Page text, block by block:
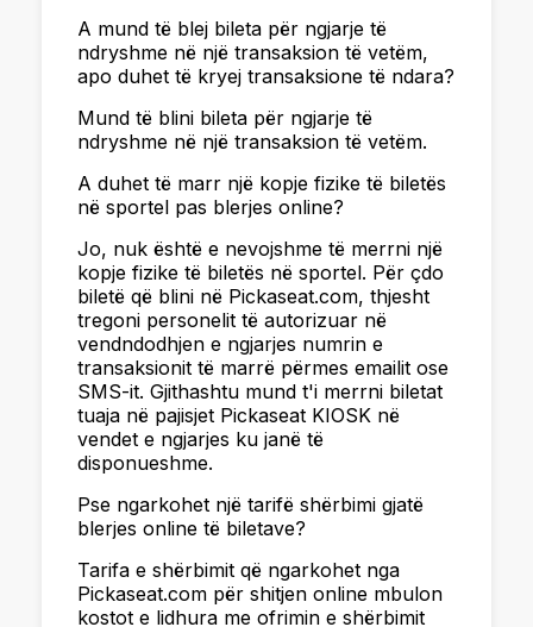
A mund të blej bileta për ngjarje të
ndryshme në një transaksion të vetëm,
apo duhet të kryej transaksione të ndara?
Mund të blini bileta për ngjarje të
ndryshme në një transaksion të vetëm.
A duhet të marr një kopje fizike të biletës
në sportel pas blerjes online?
Jo, nuk është e nevojshme të merrni një
kopje fizike të biletës në sportel. Për çdo
biletë që blini në Pickaseat.com, thjesht
tregoni personelit të autorizuar në
vendndodhjen e ngjarjes numrin e
transaksionit të marrë përmes emailit ose
SMS-it. Gjithashtu mund t'i merrni biletat
tuaja në pajisjet Pickaseat KIOSK në
vendet e ngjarjes ku janë të
disponueshme.
Pse ngarkohet një tarifë shërbimi gjatë
blerjes online të biletave?
Tarifa e shërbimit që ngarkohet nga
Pickaseat.com për shitjen online mbulon
kostot e lidhura me ofrimin e shërbimit